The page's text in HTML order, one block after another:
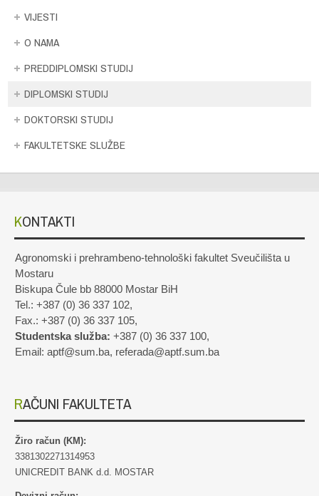
VIJESTI
O NAMA
PREDDIPLOMSKI STUDIJ
DIPLOMSKI STUDIJ
DOKTORSKI STUDIJ
FAKULTETSKE SLUŽBE
KONTAKTI
Agronomski i prehrambeno-tehnološki fakultet Sveučilišta u
Mostaru
Biskupa Čule bb 88000 Mostar BiH
Tel.: +387 (0) 36 337 102,
Fax.: +387 (0) 36 337 105,
Studentska služba: +387 (0) 36 337 100,
Email: aptf@sum.ba, referada@aptf.sum.ba
RAČUNI FAKULTETA
Žiro račun (KM):
3381302271314953
UNICREDIT BANK d.d. MOSTAR